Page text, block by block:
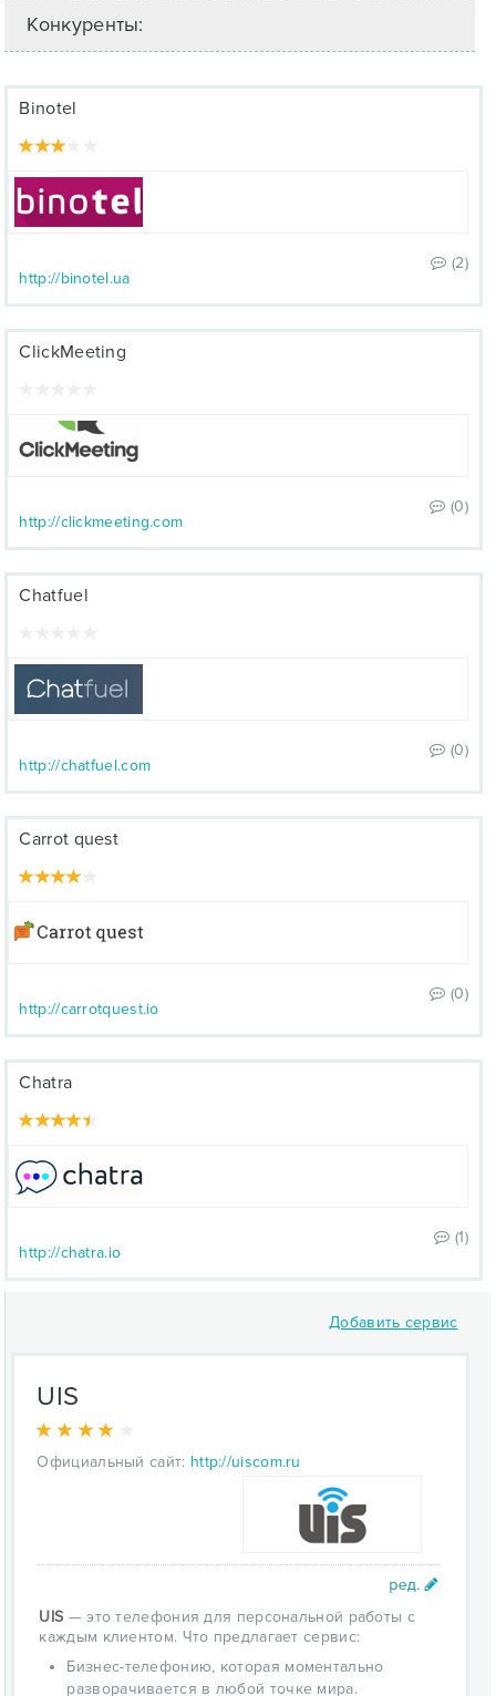
Конкуренты:
Binotel
(2)
http://binotel.ua
ClickMeeting
(0)
http://clickmeeting.com
Chatfuel
(0)
http://chatfuel.com
Carrot quest
(0)
http://carrotquest.io
Chatra
(1)
http://chatra.io
Добавить сервис
UIS
Официальный сайт: http://uiscom.ru
UIS — это телефония для персональной работы с
каждым клиентом. Что предлагает сервис:
Бизнес-телефонию, которая моментально
разворачивается в любой точке мира.